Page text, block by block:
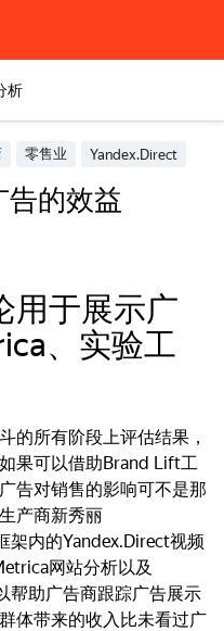
析
零售业 Yandex.Direct
告的效益
用于展示广
、实验工
的所有阶段上评估结果，
果可以借助Brand Lift工
告对销售的影响可不是那
产商新秀丽
架内的Yandex.Direct视频
网站分析以及
帮助广告商跟踪广告展示
体带来的收入比未看过广